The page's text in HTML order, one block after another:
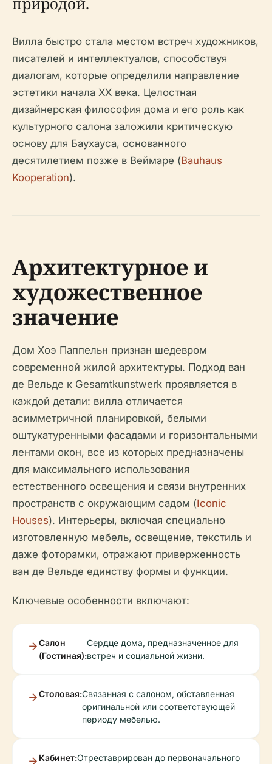
Вилла быстро стала местом встреч художников,
писателей и интеллектуалов, способствуя
диалогам, которые определили направление
эстетики начала XX века. Целостная
дизайнерская философия дома и его роль как
культурного салона заложили критическую
основу для Баухауса, основанного
десятилетием позже в Веймаре (Bauhaus
Kooperation).
Архитектурное и
художественное
значение
Дом Хоэ Паппельн признан шедевром
современной жилой архитектуры. Подход ван
де Вельде к Gesamtkunstwerk проявляется в
каждой детали: вилла отличается
асимметричной планировкой, белыми
оштукатуренными фасадами и горизонтальными
лентами окон, все из которых предназначены
для максимального использования
естественного освещения и связи внутренних
пространств с окружающим садом (Iconic
Houses). Интерьеры, включая специально
изготовленную мебель, освещение, текстиль и
даже фоторамки, отражают приверженность
ван де Вельде единству формы и функции.
Ключевые особенности включают:
Салон
(Гостиная):
Сердце дома, предназначенное для
встреч и социальной жизни.
Столовая:Связанная с салоном, обставленная
оригинальной или соответствующей
периоду мебелью.
Кабинет:Отреставрирован до первоначального